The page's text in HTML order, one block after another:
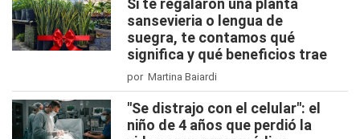
sansevieria o lengua de
suegra, te contamos qué
significa y qué beneficios trae
por Martina Baiardi
"Se distrajo con el celular": el
niño de 4 años que perdió la